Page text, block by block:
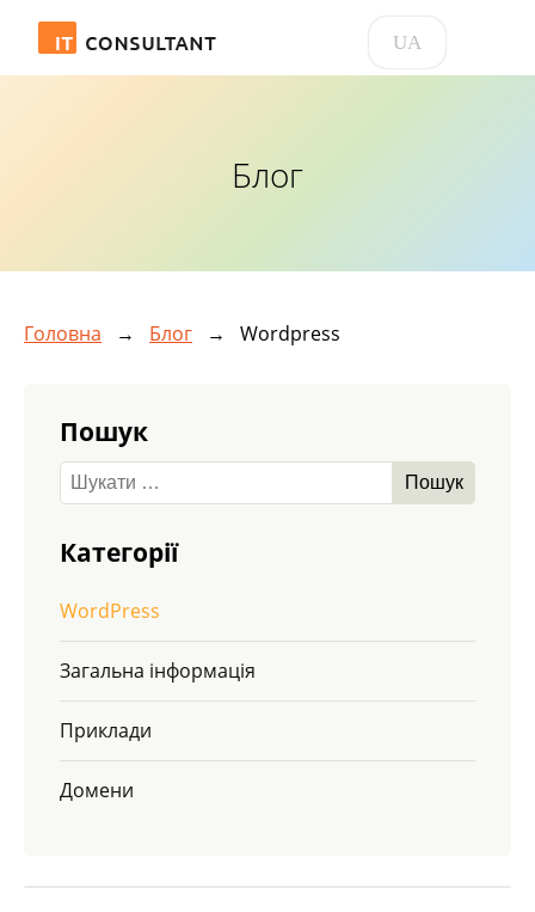
UA
Блог
Головна → Блог → Wordpress
Пошук
Категорії
WordPress
Загальна інформація
Приклади
Домени